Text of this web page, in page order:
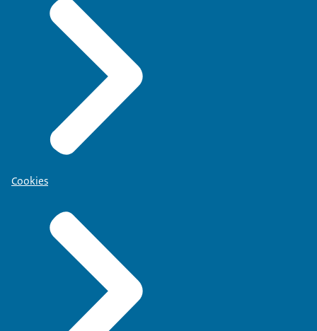
Cookies